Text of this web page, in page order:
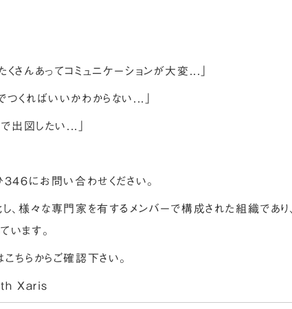
さんあってコミュニケーションが大変...」
くればいいかわからない...」
出図したい...」
４６にお問い合わせください。
、様々な専門家を有するメンバーで構成された組織であ
ます。
こちらからご確認下さい。
Xaris